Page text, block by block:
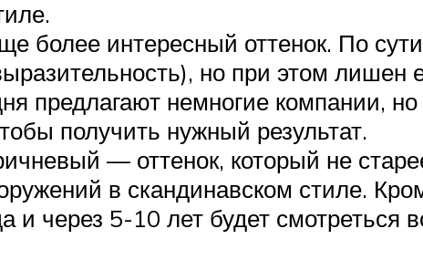
более интересный оттенок. По
но при этом лишен
предлагают немногие компании, но
получить нужный результат.
— оттенок, который не
в скандинавском стиле.
и через 5-10 лет будет смотреться